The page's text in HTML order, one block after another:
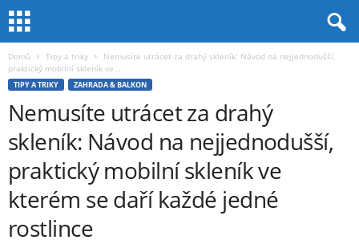
Domů Tipy a triky
Nemusíte utrácet za drahý skleník: Návod na nejjednodušší,
praktický mobilní skleník ve...
TIPY A TRIKY ZAHRADA & BALKON
Nemusíte utrácet za drahý
skleník: Návod na nejjednodušší,
praktický mobilní skleník ve
kterém se daří každé jedné
rostlince